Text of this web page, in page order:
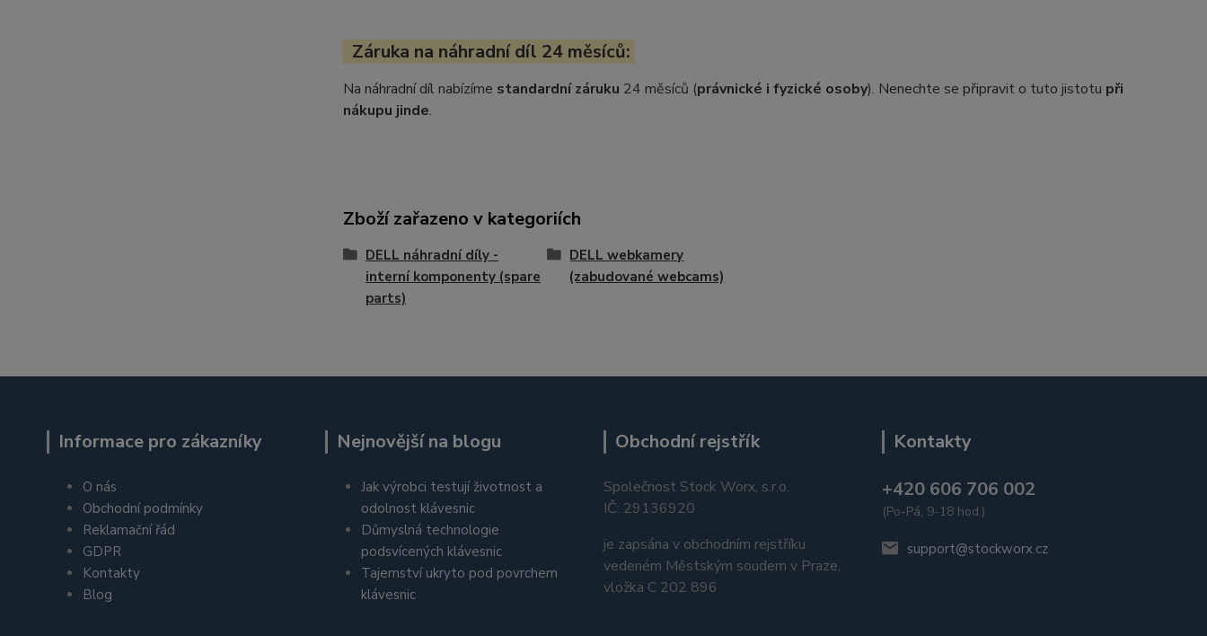
Záruka na náhradní díl 24 měsíců:
Na náhradní díl nabízíme standardní záruku 24 měsíců (právnické i fyzické osoby). Nenechte se připravit o tuto jistotu při
nákupu jinde.
Zboží zařazeno v kategoriích
DELL náhradní díly -
interní komponenty (spare
parts)
DELL webkamery
(zabudované webcams)
Informace pro zákazníky
O nás
Obchodní podmínky
Reklamační řád
GDPR
Kontakty
Blog
Nejnovější na blogu
Jak výrobci testují životnost a
odolnost klávesnic
Důmyslná technologie
podsvícených klávesnic
Tajemství ukryto pod povrchem
klávesnic
Obchodní rejstřík
Společnost Stock Worx, s.r.o.
IČ: 29136920
je zapsána v obchodním rejstříku
vedeném Městským soudem v Praze,
vložka C 202 896
Kontakty
+420 606 706 002
(Po-Pá, 9-18 hod.)
support@stockworx.cz